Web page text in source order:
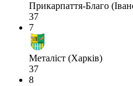
Прикарпаття-Благо
37
7
Металіст (Харків)
37
8